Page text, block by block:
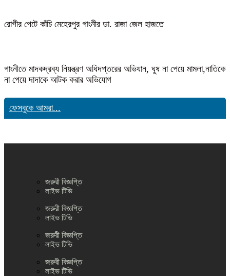
রোগীর পেটে কাঁচি মেহেরপুর গাংনীর ডা. রাজা জেল হাজতে
গাংনীতে মাদকদ্রব্য নিয়ন্ত্রণ অধিদপ্তরের অভিযান, ঘুষ না পেয়ে মামলা,নাতিকে
না পেয়ে দাদাকে আটক করার অভিযোগ
ফেসবুকে আমরা...
জরুরী বিজ্ঞপ্তি
লাইভ টিভি
জরুরী বিজ্ঞপ্তি
লাইভ টিভি
জরুরী বিজ্ঞপ্তি
লাইভ টিভি
জরুরী বিজ্ঞপ্তি
লাইভ টিভি